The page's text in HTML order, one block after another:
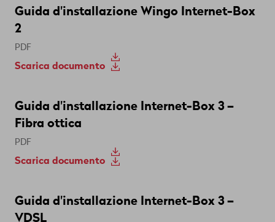
Guida d'installazione Wingo Internet-Box
2
PDF
Scarica documento
Guida d'installazione Internet-Box 3 –
Fibra ottica
PDF
Scarica documento
Guida d'installazione Internet-Box 3 –
VDSL